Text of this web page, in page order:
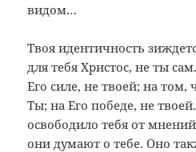
видом…
Твоя идентичность
для тебя Христос, не ты
Его силе, не твоей; на
Ты; на Его победе, не
освободило тебя от
они думают о тебе. Оно